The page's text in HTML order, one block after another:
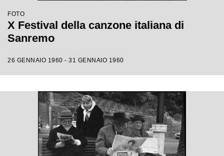
FOTO
X Festival della canzone italiana di
Sanremo
26 GENNAIO 1960 - 31 GENNAIO 1960